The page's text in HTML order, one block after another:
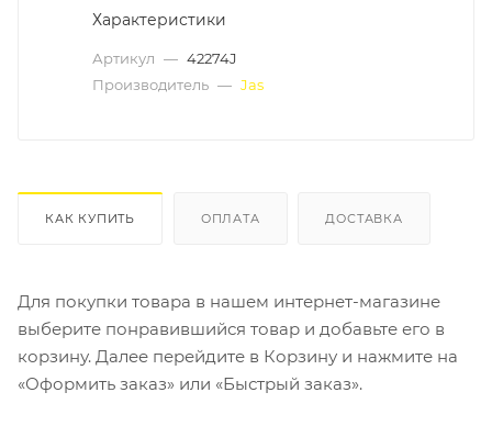
Характеристики
Артикул — 42274J
Производитель — Jas
КАК КУПИТЬ ОПЛАТА ДОСТАВКА
Для покупки товара в нашем интернет-магазине
выберите понравившийся товар и добавьте его в
корзину. Далее перейдите в Корзину и нажмите на
«Оформить заказ» или «Быстрый заказ».